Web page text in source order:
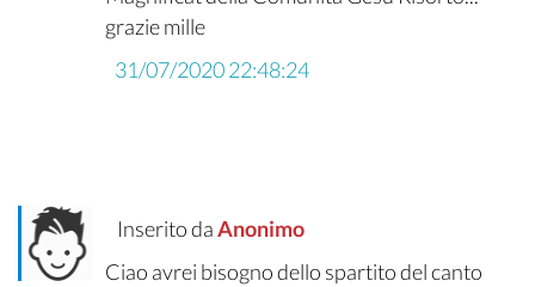
grazie mille
31/07/2020 22:48:24
Inserito daAnonimo
Ciao avrei bisogno dello spartito del canto